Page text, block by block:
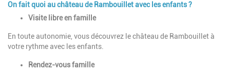
On fait quoi au château de Rambouillet avec les enfants ?
Visite libre en famille
En toute autonomie, vous découvrez le château de Rambouillet à
votre rythme avec les enfants.
Rendez-vous famille